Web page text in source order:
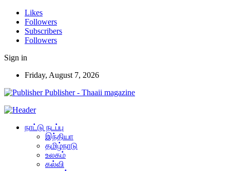
Likes
Followers
Subscribers
Followers
Sign in
Friday, August 7, 2026
Publisher - Thaaii magazine
நாட்டு நடப்பு
இந்தியா
தமிழ்நாடு
உலகம்
கல்வி